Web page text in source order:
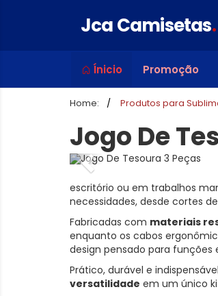
Jca Camisetas.
Ínicio Promoção
Home: Produtos para
Jogo De
escritório ou em trabalhos
necessidades, desde cortes
Fabricadas com materiais
enquanto os cabos
design pensado para
Prático, durável e
versatilidade em um único